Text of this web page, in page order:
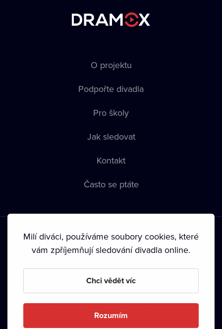
O projektu
Podpořte divadla
Pro školy
Jak sledovat
Kontakt
Často se ptáte
Podmínky používání • Ochrana soukromí • Zásady používání
• Autorská práva•
Milí diváci, používáme soubory cookies, které
vám zpříjemňují sledování divadla online.
Chci vědět víc
Rozumím